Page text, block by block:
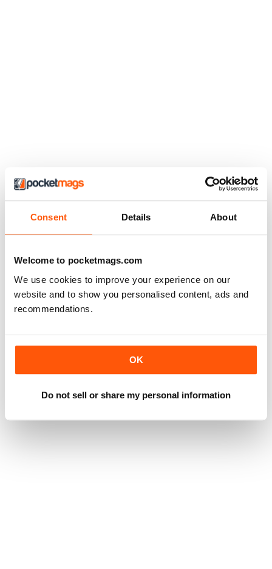
Consent Details About
Welcome to pocketmags.com
We use cookies to improve your experience on our
website and to show you personalised content, ads and
recommendations.
OK
Do not sell or share my personal information